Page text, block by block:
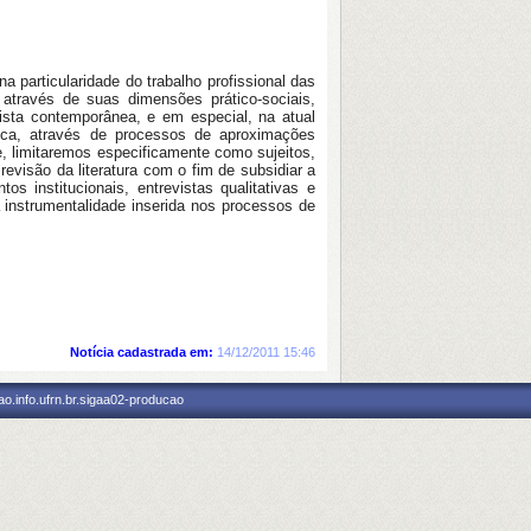
particularidade do trabalho profissional das
de suas dimensões prático-sociais,
contemporânea, e em especial, na atual
através de processos de aproximações
limitaremos especificamente como sujeitos,
da literatura com o fim de subsidiar a
institucionais, entrevistas qualitativas e
inserida nos processos de
Notícia cadastrada em: 14/12/2011 15:46
producao